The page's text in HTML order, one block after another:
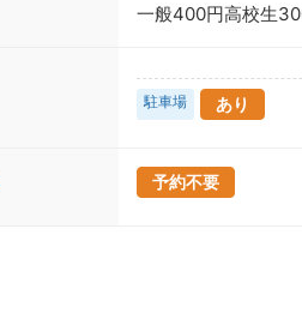
一般400円高校生
駐車場 あり
予約不要